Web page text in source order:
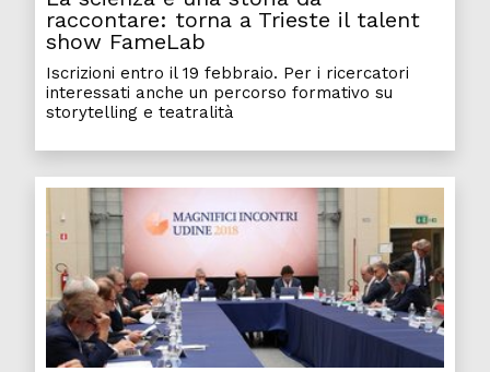
raccontare: torna a Trieste il talent
show FameLab
Iscrizioni entro il 19 febbraio. Per i ricercatori
interessati anche un percorso formativo su
storytelling e teatralità